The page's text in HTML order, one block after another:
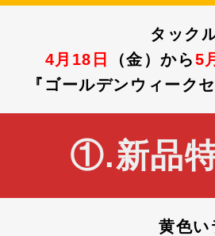
タック
4月18日
（金）から5
『ゴールデンウィーク
①.新品
黄色い